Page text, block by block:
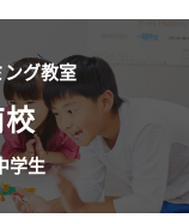
ング教室
校
学生